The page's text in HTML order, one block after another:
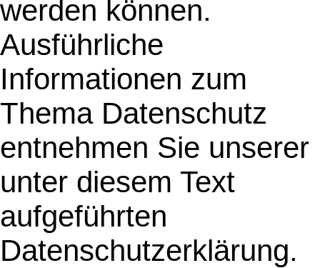
werden können.
Ausführliche
Informationen zum
Thema Datenschutz
entnehmen Sie unserer
unter diesem Text
aufgeführten
Datenschutzerklärung.